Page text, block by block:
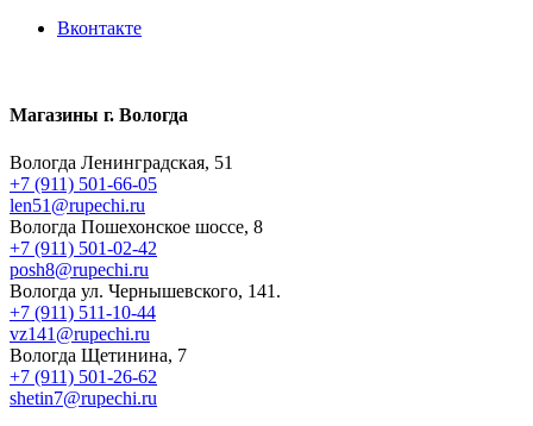
Вконтакте
Магазины г. Вологда
Вологда Ленинградская, 51
+7 (911) 501-66-05
len51@rupechi.ru
Вологда Пошехонское шоссе, 8
+7 (911) 501-02-42
posh8@rupechi.ru
Вологда ул. Чернышевского, 141.
+7 (911) 511-10-44
vz141@rupechi.ru
Вологда Щетинина, 7
+7 (911) 501-26-62
shetin7@rupechi.ru